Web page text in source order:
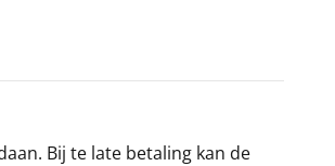
Bij te late betaling kan de